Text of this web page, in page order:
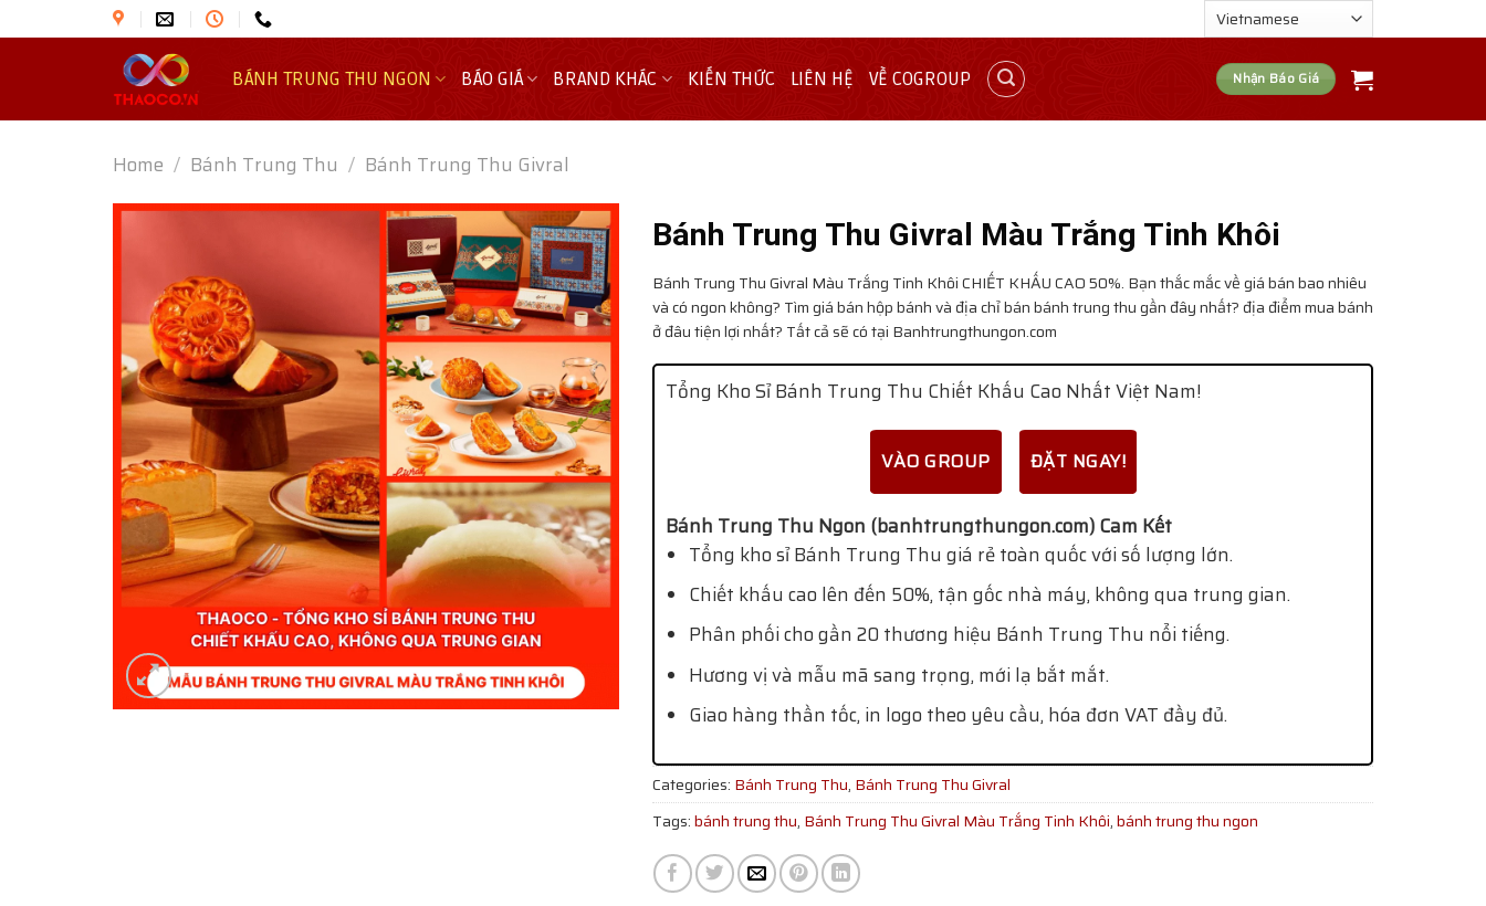
to
BÁNH TRUNG THU NGON BÁO GIÁ BRAND KHÁC KIẾN THỨC LIÊN HỆ VỀ COGROUP Nhận Báo Giá
Home / Bánh Trung Thu / Bánh Trung Thu Givral
Bánh Trung Thu Givral Màu Trắng Tinh Khôi
Bánh Trung Thu Givral Màu Trắng Tinh KhôiCHIẾT KHẤU CAO 50%. Bạn thắc mắc về giá bán bao nhiêu
và có ngon không? Tìm giá bán hộp bánh và địa chỉ bán bánh trung thu gần đây nhất? địa điểm mua bánh
ở đâu tiện lợi nhất? Tất cả sẽ có tại Banhtrungthungon.com
Tổng Kho Sỉ Bánh Trung Thu Chiết Khấu Cao Nhất Việt Nam!
VÀO GROUP ĐẶT NGAY!
Bánh Trung Thu Ngon (banhtrungthungon.com) Cam Kết
Tổng kho sỉ Bánh Trung Thu giá rẻ toàn quốc với số lượng lớn.
Chiết khấu cao lên đến 50%, tận gốc nhà máy, không qua trung gian.
Phân phối cho gần 20 thương hiệu Bánh Trung Thu nổi tiếng.
Hương vị và mẫu mã sang trọng, mới lạ bắt mắt.
Giao hàng thần tốc, in logo theo yêu cầu, hóa đơn VAT đầy đủ.
Categories: Bánh Trung Thu, Bánh Trung Thu Givral
Tags:bánh trung thu, Bánh Trung Thu Givral Màu Trắng Tinh Khôi,bánh trung thu ngon